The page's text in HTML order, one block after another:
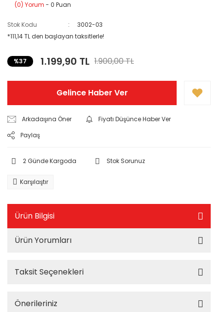
(0) Yorum - 0 Puan
Stok Kodu
3002-03
*111,14 TL den başlayan taksitlerle!
%37 1.199,90 TL 1.900,00 TL
Gelince Haber Ver
Arkadaşına Öner
Fiyatı Düşünce Haber Ver
Paylaş
2 Günde Kargoda Stok Sorunuz
Karşılaştır
Ürün Bilgisi
Ürün Yorumları
Taksit Seçenekleri
Önerileriniz